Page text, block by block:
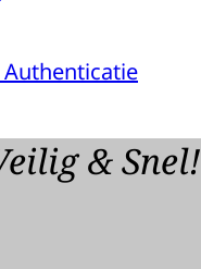
Authenticatie
& Snel!